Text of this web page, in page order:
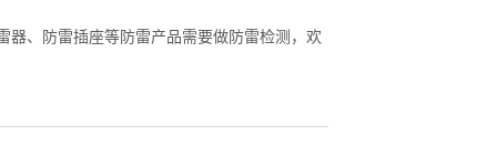
器、防雷插座等防雷产品需要做防雷检测，欢